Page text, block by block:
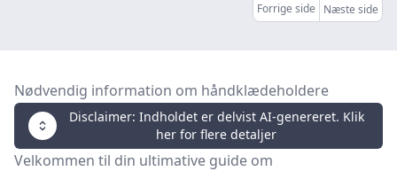
Forrige side Næste side
Nødvendig information om håndklædeholdere
Disclaimer: Indholdet er delvist AI-genereret. Klik
her for flere detaljer
Velkommen til din ultimative guide om